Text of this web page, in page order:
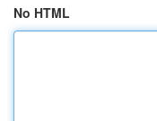
No HTML